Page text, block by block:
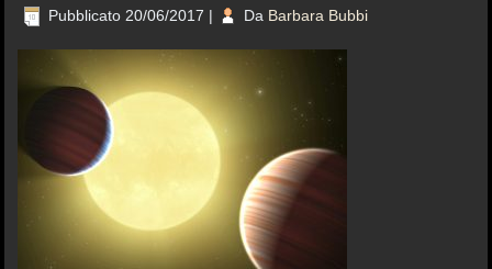
Pubblicato 20/06/2017 | Da Barbara Bubbi